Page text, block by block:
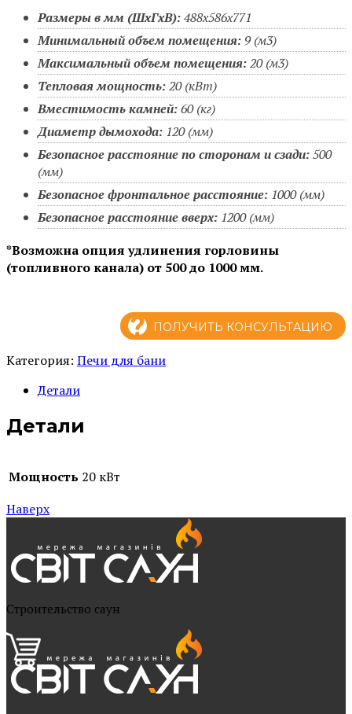
Размеры в мм (ШхГхВ):488х586х771
Минимальный объем помещения: 9 (м3)
Максимальный объем помещения:20 (м3)
Тепловая мощность:20 (кВт)
Вместимость камней:60 (кг)
Диаметр дымохода: 120 (мм)
Безопасное расстояние по сторонам и сзади:500
(мм)
Безопасное фронтальное расстояние: 1000 (мм)
Безопасное расстояние вверх: 1200 (мм)
*Возможна опция удлинения горловины
(топливного канала) от 500 до 1000 мм.
ПОЛУЧИТЬ КОНСУЛЬТАЦИЮ
Категория: Печи для бани
Детали
Детали
Мощность 20 кВт
Наверх
Cтроительство саун